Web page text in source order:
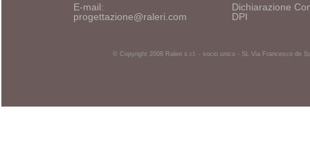
E-mail:
progettazione@raleri.com
Dichiarazione
DPI
© Copyright 2008 Raleri s.r.l. - socio unico - SL Via Francesco de